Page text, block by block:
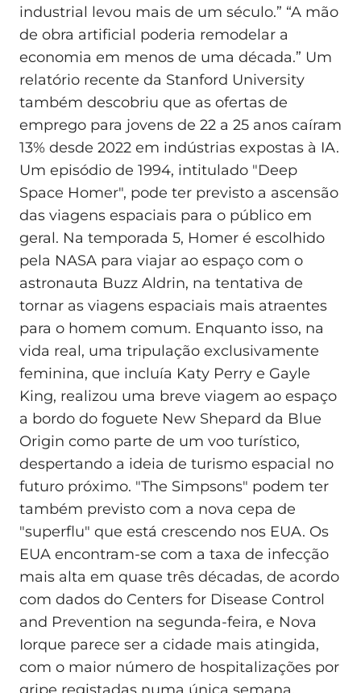
industrial levou mais de um século.” “A mão
de obra artificial poderia remodelar a
economia em menos de uma década.” Um
relatório recente da Stanford University
também descobriu que as ofertas de
emprego para jovens de 22 a 25 anos caíram
13% desde 2022 em indústrias expostas à IA.
Um episódio de 1994, intitulado "Deep
Space Homer", pode ter previsto a ascensão
das viagens espaciais para o público em
geral. Na temporada 5, Homer é escolhido
pela NASA para viajar ao espaço com o
astronauta Buzz Aldrin, na tentativa de
tornar as viagens espaciais mais atraentes
para o homem comum. Enquanto isso, na
vida real, uma tripulação exclusivamente
feminina, que incluía Katy Perry e Gayle
King, realizou uma breve viagem ao espaço
a bordo do foguete New Shepard da Blue
Origin como parte de um voo turístico,
despertando a ideia de turismo espacial no
futuro próximo. "The Simpsons" podem ter
também previsto com a nova cepa de
"superflu" que está crescendo nos EUA. Os
EUA encontram-se com a taxa de infecção
mais alta em quase três décadas, de acordo
com dados do Centers for Disease Control
and Prevention na segunda-feira, e Nova
Iorque parece ser a cidade mais atingida,
com o maior número de hospitalizações por